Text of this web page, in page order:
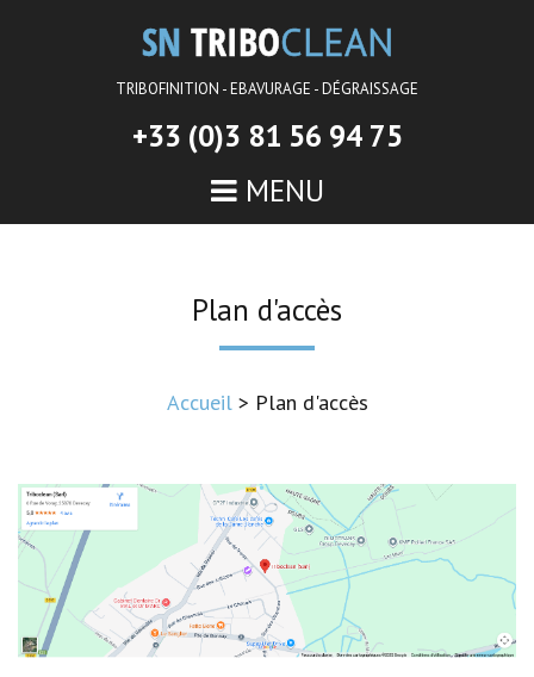
SN TRIBOCLEAN
TRIBOFINITION - EBAVURAGE - DÉGRAISSAGE
ACCUEIL
ÉBAVURAGE PAR TRIBOFINITION
QUALITÉ
CONTACT
MENU
+33 (0)3 81 56 94 75
Plan d'accès
Accueil> Plan d'accès